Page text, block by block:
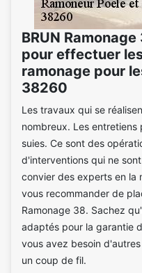
BRUN
pour effectuer
ramonage pour
38260
Les travaux qui se
nombreux. Les entretiens
suies. Ce sont des
d'interventions qui ne
convier des experts en la
vous recommander de
Ramonage 38. Sachez
adaptés pour la garantie
vous avez besoin
un coup de fil.